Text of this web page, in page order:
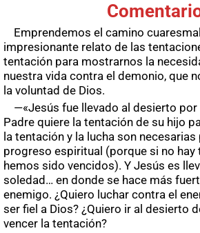
Emprendemos el camino
impresionante relato de las
tentación para mostrarnos la
nuestra vida contra el demonio, que
la voluntad de Dios.
—«Jesús fue llevado al desierto por
Padre quiere la tentación de su hijo
la tentación y la lucha son
progreso espiritual (porque si no hay
hemos sido vencidos). Y Jesús es
soledad… en donde se hace más
enemigo. ¿Quiero luchar contra el
ser fiel a Dios? ¿Quiero ir al desierto
vencer la tentación?